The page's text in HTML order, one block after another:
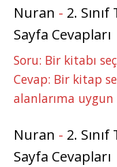
Nuran - 2.
Sayfa Cevapları
Soru: Bir kitabı
Cevap: Bir kitap
alanlarıma
Nuran - 2.
Sayfa Cevapları